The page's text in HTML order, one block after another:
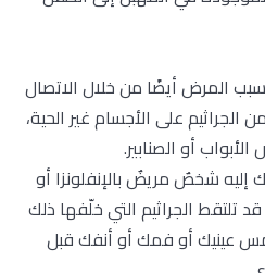
المرض أيضًا من خلال الاتصال
الجراثيم على الأجسام غير الحية،
أو الصنابير.
شخصٌ مريضٌ بالإنفلونزا أو
تلتقط الجراثيم التي خلّفها ذلك
عينيك أو فمك أو أنفك قبل